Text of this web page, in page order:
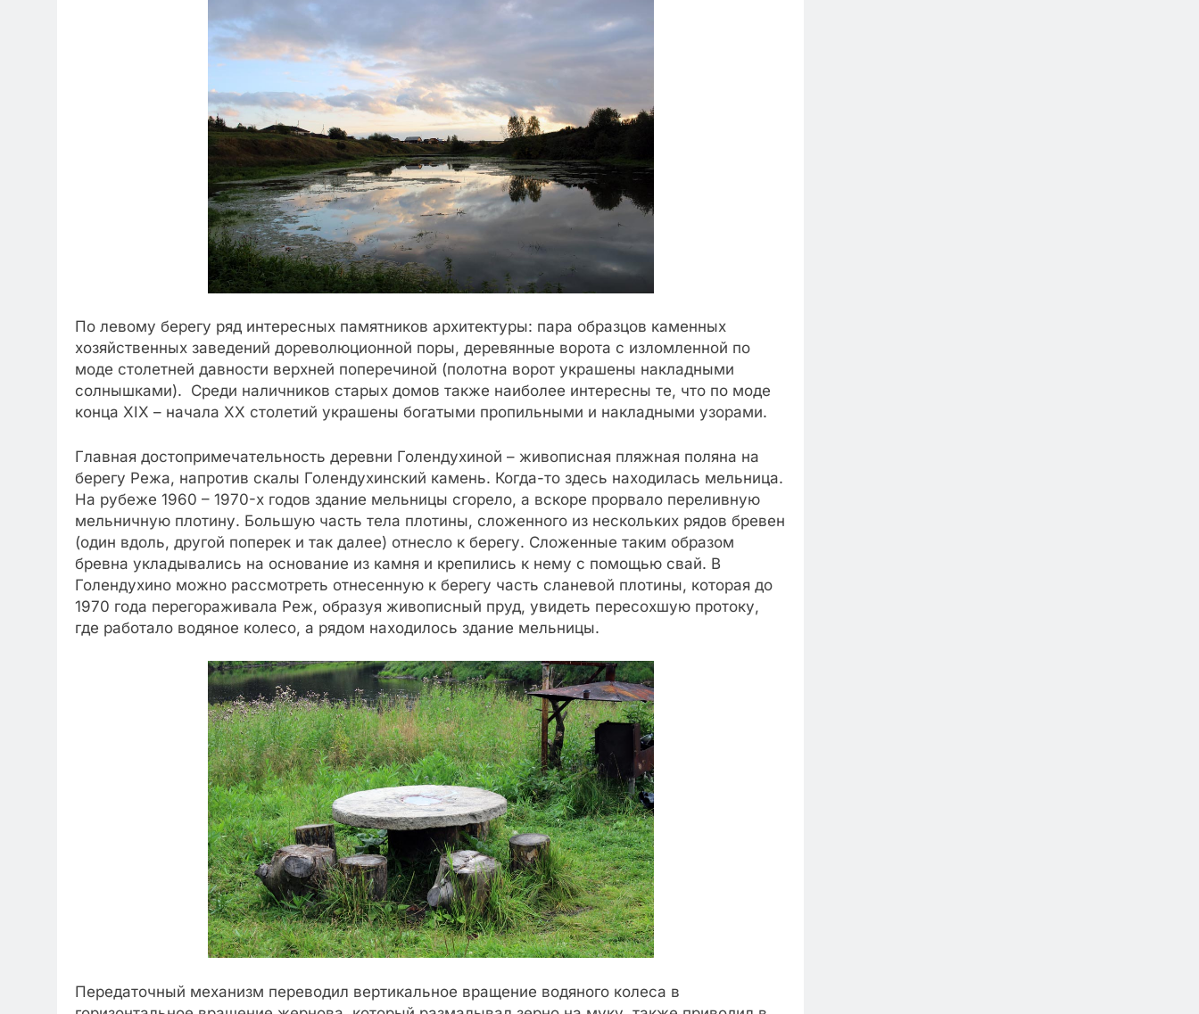
По левому берегу ряд интересных памятников архитектуры: пара образцов каменных
хозяйственных заведений дореволюционной поры, деревянные ворота с изломленной по
моде столетней давности верхней поперечиной (полотна ворот украшены накладными
солнышками). Среди наличников старых домов также наиболее интересны те, что по моде
конца XIX – начала XX столетий украшены богатыми пропильными и накладными узорами.
Главная достопримечательность деревни Голендухиной – живописная пляжная поляна на
берегу Режа, напротив скалы Голендухинский камень. Когда-то здесь находилась мельница.
На рубеже 1960 – 1970-х годов здание мельницы сгорело, а вскоре прорвало переливную
мельничную плотину. Большую часть тела плотины, сложенного из нескольких рядов бревен
(один вдоль, другой поперек и так далее) отнесло к берегу. Сложенные таким образом
бревна укладывались на основание из камня и крепились к нему с помощью свай. В
Голендухино можно рассмотреть отнесенную к берегу часть сланевой плотины, которая до
1970 года перегораживала Реж, образуя живописный пруд, увидеть пересохшую протоку,
где работало водяное колесо, а рядом находилось здание мельницы.
Передаточный механизм переводил вертикальное вращение водяного колеса в